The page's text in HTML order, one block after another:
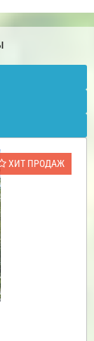
ХИТ ПРОДАЖ